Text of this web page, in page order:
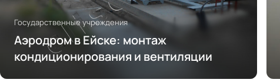
Государственные учреждения
Аэродром в Ейске: монтаж
кондиционирования и вентиляции